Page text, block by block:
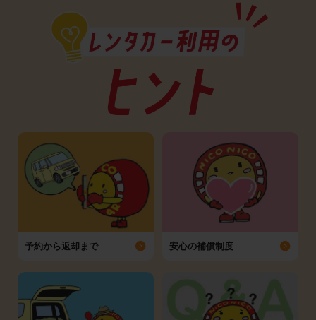
予約から返却まで 安心の補償制度